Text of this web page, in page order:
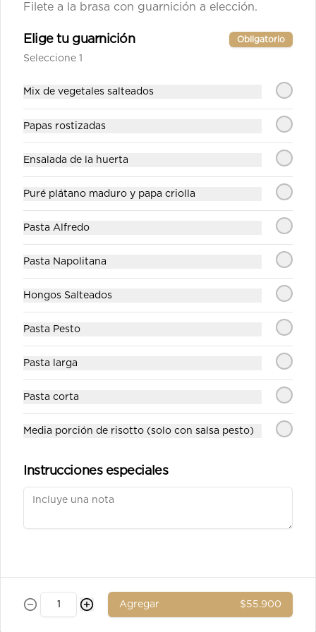
Arma tu Mixto - Salmón
Tu plato a tu manera. Incluye
ensalada de la huerta, guarnición y
Arma tu Mixto - Solomito
ensalada de la huerta, guarnición y
salsa a elección.
$70.900
Adiciones Cocina
$8.900
Aceituna verde entera
Filete a la brasa con guarnición a elección.
Elige tu guarnición Obligatorio
Seleccione 1
Mix de vegetales salteados
Papas rostizadas
Ensalada de la huerta
Puré plátano maduro y papa criolla
Pasta Alfredo
Pasta Napolitana
Hongos Salteados
Pasta Pesto
Pasta larga
Pasta corta
Media porción de risotto (solo con salsa pesto)
Instrucciones especiales
Agregar $55.900